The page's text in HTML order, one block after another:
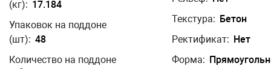
(кг): 17.184
Упаковок на поддоне
(шт): 48
Количество на поддоне
Текстура: Бетон
Ректификат: Нет
Форма: